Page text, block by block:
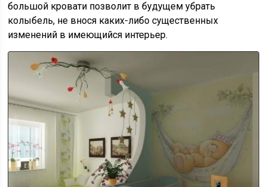
большой кровати позволит в будущем убрать
колыбель, не внося каких-либо существенных
изменений в имеющийся интерьер.